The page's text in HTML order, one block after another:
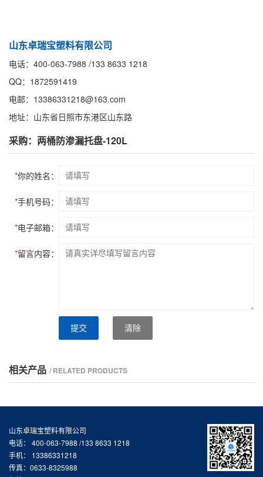
山东卓瑞宝塑料有限公司
电话：400-063-7988 /133 8633 1218
QQ：1872591419
电邮：13386331218@163.com
地址：山东省日照市东港区山东路
采购：两桶防渗漏托盘-120L
*你的姓名：
*手机号码：
*电子邮箱：
*留言内容：
提交 清除
相关产品 / RELATED PRODUCTS
山东卓瑞宝塑料有限公司
电话： 400-063-7988 /133 8633 1218
手机： 13386331218
传真：0633-8325988